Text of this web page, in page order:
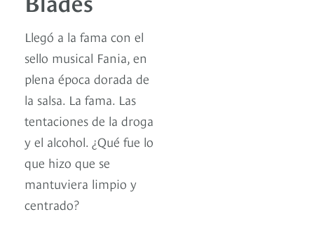
Llegó a la fama con el
sello musical Fania, en
plena época dorada de
la salsa. La fama. Las
tentaciones de la droga
y el alcohol. ¿Qué fue lo
que hizo que se
mantuviera limpio y
centrado?